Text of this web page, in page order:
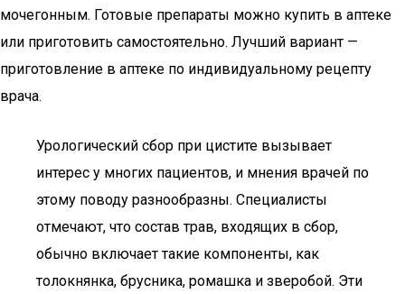
мочегонным. Готовые препараты можно купить в аптеке
или приготовить самостоятельно. Лучший вариант —
приготовление в аптеке по индивидуальному рецепту
врача.
Урологический сбор при цистите вызывает
интерес у многих пациентов, и мнения врачей по
этому поводу разнообразны. Специалисты
отмечают, что состав трав, входящих в сбор,
обычно включает такие компоненты, как
толокнянка, брусника, ромашка и зверобой. Эти